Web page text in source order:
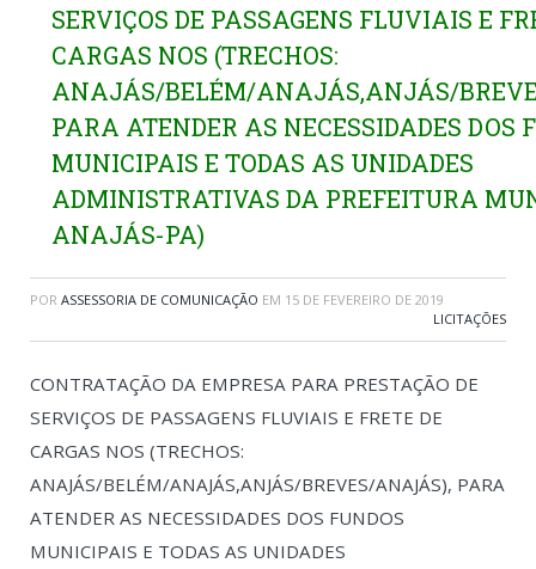
SERVIÇOS DE PASSAGENS FLUVIAIS E
CARGAS NOS (TRECHOS:
ANAJÁS/BELÉM/ANAJÁS,ANJÁS/
PARA ATENDER AS NECESSIDADES DOS
MUNICIPAIS E TODAS AS UNIDADES
ADMINISTRATIVAS DA PREFEITURA
ANAJÁS-PA)
POR ASSESSORIA DE COMUNICAÇÃO EM 15 DE FEVEREIRO DE 2019
LICITAÇÕES
CONTRATAÇÃO DA EMPRESA PARA PRESTAÇÃO DE
SERVIÇOS DE PASSAGENS FLUVIAIS E FRETE DE
CARGAS NOS (TRECHOS:
ANAJÁS/BELÉM/ANAJÁS,ANJÁS/BREVES/ANAJÁS), PARA
ATENDER AS NECESSIDADES DOS FUNDOS
MUNICIPAIS E TODAS AS UNIDADES